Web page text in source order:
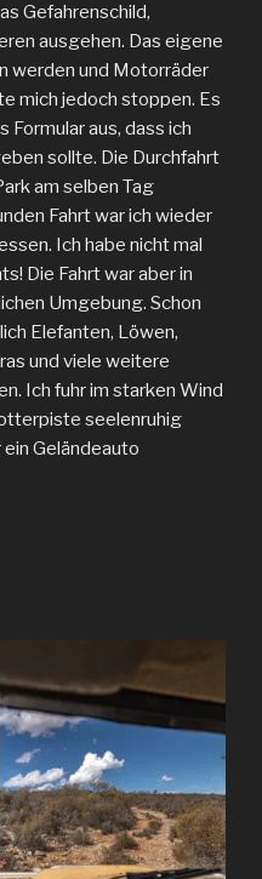
Gefahrenschild,
ausgehen. Das eigene
werden und Motorräder
mich jedoch stoppen. Es
Formular aus, dass ich
sollte. Die Durchfahrt
am selben Tag
Fahrt war ich wieder
Ich habe nicht mal
Die Fahrt war aber in
Umgebung. Schon
Elefanten, Löwen,
und viele weitere
Ich fuhr im starken Wind
seelenruhig
ein Geländeauto